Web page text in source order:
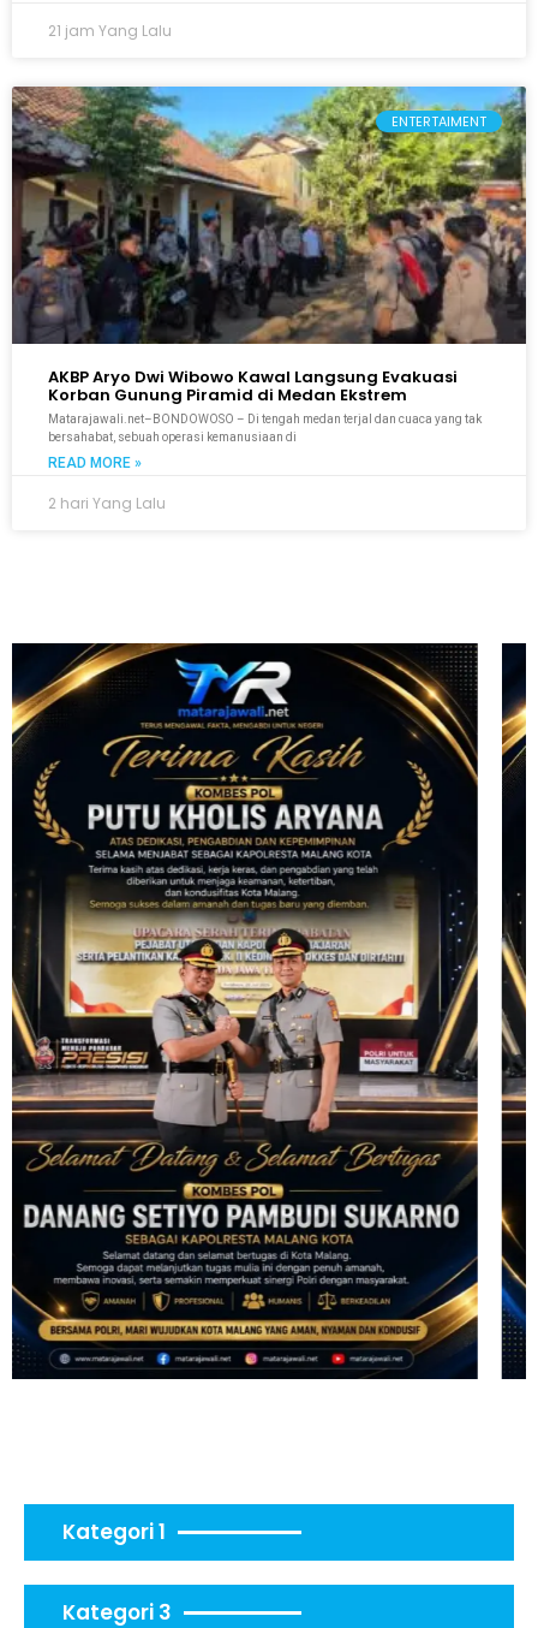
21 jam Yang Lalu
ENTERTAIMENT
AKBP Aryo Dwi Wibowo Kawal Langsung Evakuasi
Korban Gunung Piramid di Medan Ekstrem
Matarajawali.net–BONDOWOSO – Di tengah medan terjal dan cuaca yang tak
bersahabat, sebuah operasi kemanusiaan di
READ MORE »
2 hari Yang Lalu
Kategori 1
Kategori 3